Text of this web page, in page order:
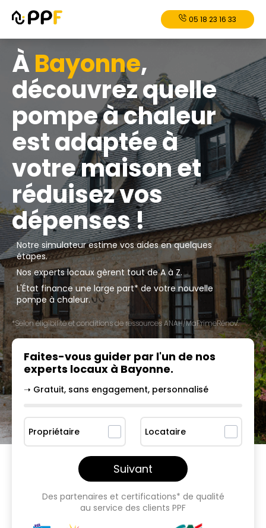
05 18 23 16 33
ÀBayonne,
découvrez quelle
pompe à chaleur
est adaptée à
votre maison et
réduisez vos
dépenses !
Notre simulateur estime vos aides en quelques
étapes.
Nos experts locaux gèrent tout de A à Z.
L'État finance une large part* de votre nouvelle
pompe à chaleur.
*Selon éligibilité et conditions de ressources ANAH/MaPrimeRénov'.
Faites-vous guider par l'un de nos
experts locaux à Bayonne.
➝ Gratuit, sans engagement, personnalisé
Propriétaire Locataire
Suivant
Des partenaires et certifications* de qualité
au service des clients PPF